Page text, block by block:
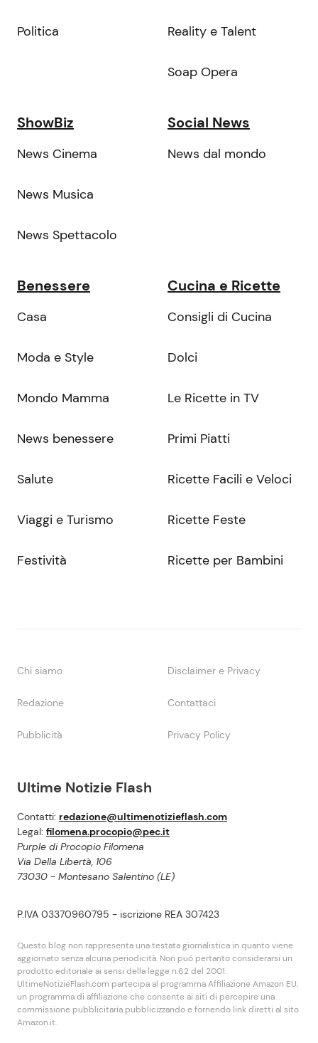
Ultime Notizie Flash
Contatti: redazione@ultimenotizieflash.com
Legal: filomena.procopio@pec.it
Purple di Procopio Filomena
Via Della Libertà, 106
73030 - Montesano Salentino (LE)
P.IVA 03370960795 - iscrizione REA 307423
Questo blog non rappresenta una testata giornalistica in quanto viene
aggiornato senza alcuna periodicità. Non puó pertanto considerarsi un
prodotto editoriale ai sensi della legge n.62 del 2001.
UltimeNotizieFlash.com partecipa al programma Affiliazione Amazon EU,
un programma di affiliazione che consente ai siti di percepire una
commissione pubblicitaria pubblicizzando e fornendo link diretti al sito
Amazon.it.
Politica Reality e Talent
Soap Opera
ShowBiz
News Cinema
News Musica
News Spettacolo
Social News
News dal mondo
Benessere
Casa
Moda e Style
Mondo Mamma
News benessere
Salute
Viaggi e Turismo
Festività
Cucina e Ricette
Consigli di Cucina
Dolci
Le Ricette in TV
Primi Piatti
Ricette Facili e Veloci
Ricette Feste
Ricette per Bambini
Chi siamo Disclaimer e Privacy
Redazione Contattaci
Pubblicità Privacy Policy